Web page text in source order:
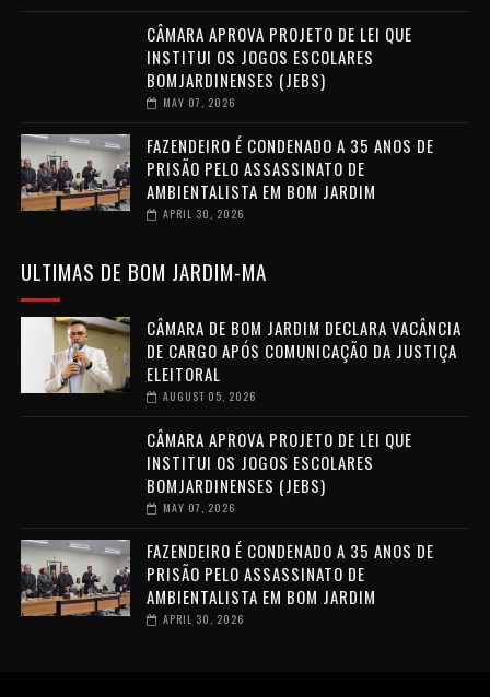
CÂMARA APROVA PROJETO DE LEI QUE
INSTITUI OS JOGOS ESCOLARES
BOMJARDINENSES (JEBS)
MAY 07, 2026
FAZENDEIRO É CONDENADO A 35 ANOS DE
PRISÃO PELO ASSASSINATO DE
AMBIENTALISTA EM BOM JARDIM
APRIL 30, 2026
ULTIMAS DE BOM JARDIM-MA
CÂMARA DE BOM JARDIM DECLARA VACÂNCIA
DE CARGO APÓS COMUNICAÇÃO DA JUSTIÇA
ELEITORAL
AUGUST 05, 2026
CÂMARA APROVA PROJETO DE LEI QUE
INSTITUI OS JOGOS ESCOLARES
BOMJARDINENSES (JEBS)
MAY 07, 2026
FAZENDEIRO É CONDENADO A 35 ANOS DE
PRISÃO PELO ASSASSINATO DE
AMBIENTALISTA EM BOM JARDIM
APRIL 30, 2026